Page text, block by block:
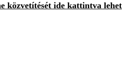
közvetítését ide kattintva lehet